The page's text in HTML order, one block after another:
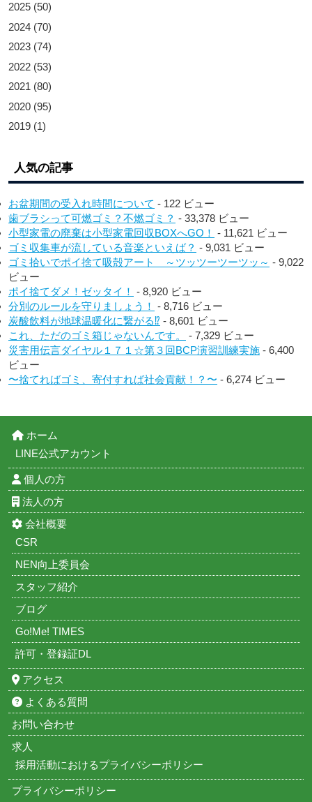
2025 (50)
2024 (70)
2023 (74)
2022 (53)
2021 (80)
2020 (95)
2019 (1)
人気の記事
お盆期間の受入れ時間について - 122 ビュー
歯ブラシって可燃ゴミ？不燃ゴミ？ - 33,378 ビュー
小型家電の廃棄は小型家電回収BOXへGO！ - 11,621 ビュー
ゴミ収集車が流している音楽といえば？ - 9,031 ビュー
ゴミ拾いでポイ捨て吸殻アート ～ツッツーツーツッ～ - 9,022
ビュー
ポイ捨てダメ！ゼッタイ！ - 8,920 ビュー
分別のルールを守りましょう！ - 8,716 ビュー
炭酸飲料が地球温暖化に繋がる⁉︎ - 8,601 ビュー
これ、ただのゴミ箱じゃないんです。
- 7,329 ビュー
災害用伝言ダイヤル１７１☆第３回BCP演習訓練実施 - 6,400
ビュー
〜捨てればゴミ、寄付すれば社会貢献！？〜 - 6,274 ビュー
ホーム
LINE公式アカウント
個人の方
法人の方
会社概要
CSR
NEN向上委員会
スタッフ紹介
ブログ
Go!Me! TIMES
許可・登録証DL
アクセス
よくある質問
お問い合わせ
求人
採用活動におけるプライバシーポリシー
プライバシーポリシー